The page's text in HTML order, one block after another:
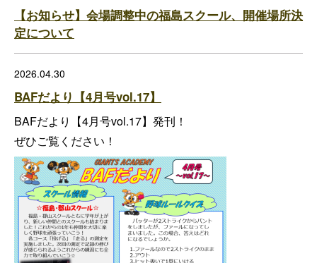
【お知らせ】会場調整中の福島スクール、開催場所決
定について
2026.04.30
BAFだより【4月号vol.17】
BAFだより【4月号vol.17】発刊！
ぜひご覧ください！